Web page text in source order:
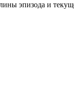
эпизода и